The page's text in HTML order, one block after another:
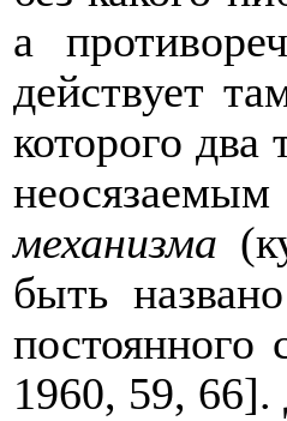
а
действует
которого
механизма
быть
постоянного
1960, 59,